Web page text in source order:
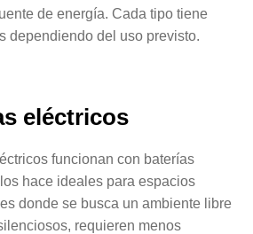
de energía. Cada tipo tiene
dependiendo del uso previsto.
eléctricos
funcionan con baterías
hace ideales para espacios
donde se busca un ambiente libre
requieren menos